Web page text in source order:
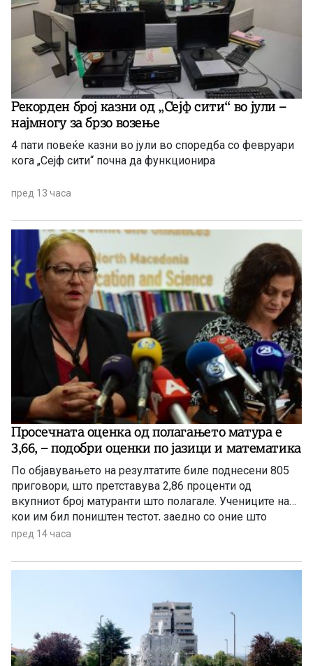
Рекорден број казни од „Сејф сити“ во јули –
најмногу за брзо возење
4 пати повеќе казни во јули во споредба со февруари
кога „Сејф сити“ почна да функционира
пред 13 часа
Просечната оценка од полагањето матура е
3,66, – подобри оценки по јазици и математика
По објавувањето на резултатите биле поднесени 805
приговори, што претставува 2,86 проценти од
вкупниот број матуранти што полагале. Учениците на
кои им бил поништен тестот, заедно со оние што
отсуствувале во јуни, ќе може да полагаат во
пред 14 часа